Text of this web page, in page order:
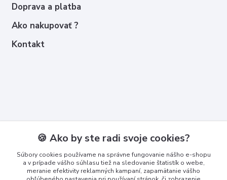
Doprava a platba
Ako nakupovať ?
Kontakt
+421 950 365 567
🍪 Ako by ste radi svoje cookies?
Súbory cookies používame na správne fungovanie nášho e-shopu
a v prípade vášho súhlasu tiež na sledovanie štatistík o webe,
meranie efektivity reklamných kampaní, zapamätanie vášho